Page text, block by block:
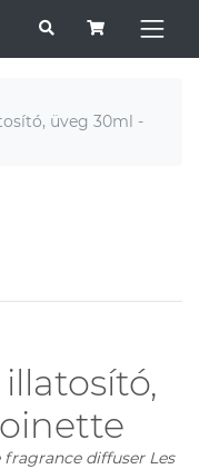
üveg 30ml -
fragrance diffuser Les